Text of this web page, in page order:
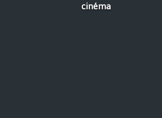
cinéma